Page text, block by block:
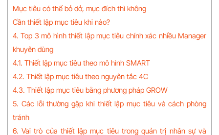
Mục tiêu có thể bỏ dở, mục đích thì không
Cần thiết lập mục tiêu khi nào?
4. Top 3 mô hình thiết lập mục tiêu chính xác nhiều Manager
khuyên dùng
4.1. Thiết lập mục tiêu theo mô hình SMART
4.2. Thiết lập mục tiêu theo nguyên tắc 4C
4.3. Thiết lập mục tiêu bằng phương pháp GROW
5. Các lỗi thường gặp khi thiết lập mục tiêu và cách phòng
tránh
6. Vai trò của thiết lập mục tiêu trong quản trị nhân sự và